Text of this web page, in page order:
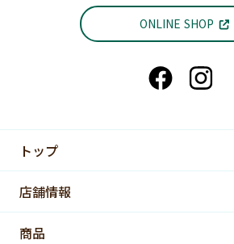
ONLINE SHOP
トップ
店舗情報
商品